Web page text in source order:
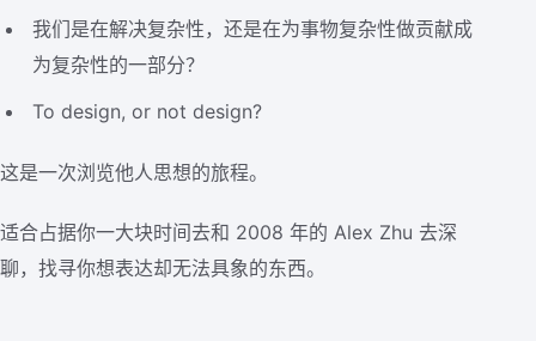
我们是在解决复杂性，还是在为事物复杂性做贡献成
为复杂性的一部分？
To design, or not design?
这是一次浏览他人思想的旅程。
适合占据你一大块时间去和 2008 年的 Alex Zhu 去深
聊，找寻你想表达却无法具象的东西。